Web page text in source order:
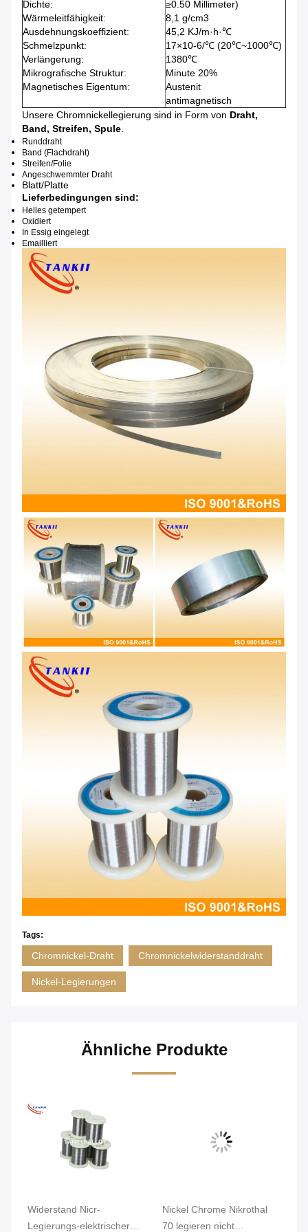
Dichte:
Wärmeleitfähigkeit:
Ausdehnungskoeffizient:
Schmelzpunkt:
Verlängerung:
Mikrografische Struktur:
Magnetisches Eigentum:
≥0.50 Millimeter)
8,1 g/cm3
45,2 KJ/m·h·℃
17×10-6/℃ (20℃~1000℃)
1380℃
Minute 20%
Austenit
antimagnetisch
Unsere Chromnickellegierung sind in Form von Draht,
Band, Streifen, Spule.
Runddraht
Band (Flachdraht)
Streifen/Folie
Angeschwemmter Draht
Blatt/Platte
Lieferbedingungen sind:
Helles getempert
Oxidiert
In Essig eingelegt
Emailliert
Tags:
Chromnickel-Draht Chromnickelwiderstanddraht
Nickel-Legierungen
Ähnliche Produkte
Widerstand Nicr-
Legierungs-elektrischer
Nickel Chrome Nikrothal
70 legieren nicht